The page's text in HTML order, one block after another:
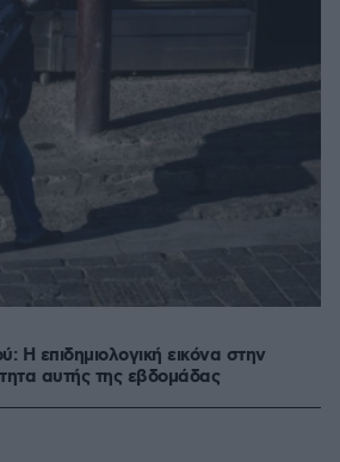
Η επιδημιολογική εικόνα στην
αυτής της εβδομάδας